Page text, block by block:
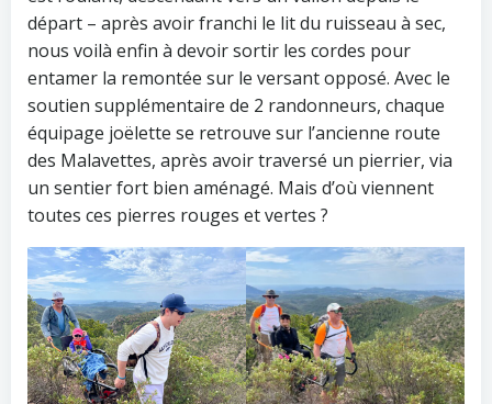
départ – après avoir franchi le lit du ruisseau à sec,
nous voilà enfin à devoir sortir les cordes pour
entamer la remontée sur le versant opposé. Avec le
soutien supplémentaire de 2 randonneurs, chaque
équipage joëlette se retrouve sur l’ancienne route
des Malavettes, après avoir traversé un pierrier, via
un sentier fort bien aménagé. Mais d’où viennent
toutes ces pierres rouges et vertes ?